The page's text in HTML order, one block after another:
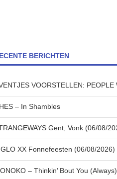
BERICHTEN
VOORSTELLEN: PEOPLE
– In Shambles
Gent, Vonk (06/08/
XX Fonnefeesten (06/08/2026)
– Thinkin’ Bout You (Always)